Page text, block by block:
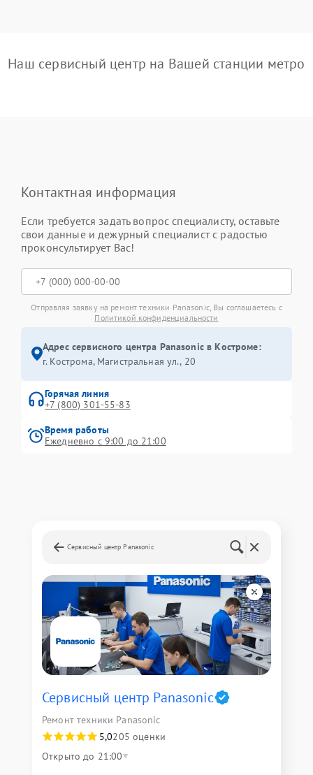
Наш сервисный центр на Вашей станции метро
Контактная информация
Если требуется задать вопрос специалисту, оставьте
свои данные и дежурный специалист с радостью
проконсультирует Вас!
Отправляя заявку на ремонт техники Panasonic, Вы соглашаетесь с
Политикой конфиденциальности
Адрес сервисного центра Panasonic в Костроме:
г. Кострома, Магистральная ул., 20
Горячая линия
+7 (800) 301-55-83
Время работы
Ежедневно с 9:00 до 21:00
Сервисный центр Panasonic
Сервисный центр Panasonic
Ремонт техники Panasonic
5,0205 оценки
Открыто до 21:00